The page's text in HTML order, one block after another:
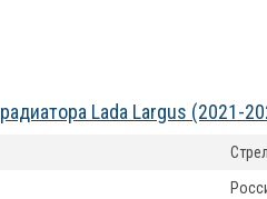
Lada Largus (2021-